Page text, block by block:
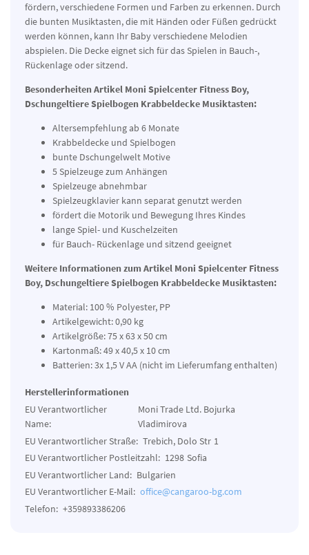
fördern, verschiedene Formen und Farben zu erkennen. Durch
die bunten Musiktasten, die mit Händen oder Füßen gedrückt
werden können, kann Ihr Baby verschiedene Melodien
abspielen. Die Decke eignet sich für das Spielen in Bauch-,
Rückenlage oder sitzend.
Besonderheiten Artikel Moni Spielcenter Fitness Boy,
Dschungeltiere Spielbogen Krabbeldecke Musiktasten:
Altersempfehlung ab 6 Monate
Krabbeldecke und Spielbogen
bunte Dschungelwelt Motive
5 Spielzeuge zum Anhängen
Spielzeuge abnehmbar
Spielzeugklavier kann separat genutzt werden
fördert die Motorik und Bewegung Ihres Kindes
lange Spiel- und Kuschelzeiten
für Bauch- Rückenlage und sitzend geeignet
Weitere Informationen zum Artikel Moni Spielcenter Fitness
Boy, Dschungeltiere Spielbogen Krabbeldecke Musiktasten:
Material: 100 % Polyester, PP
Artikelgewicht: 0,90 kg
Artikelgröße: 75 x 63 x 50 cm
Kartonmaß: 49 x 40,5 x 10 cm
Batterien: 3x 1,5 V AA (nicht im Lieferumfang enthalten)
Herstellerinformationen
EU Verantwortlicher
Name:
Moni Trade Ltd. Bojurka
Vladimirova
EU Verantwortlicher Straße: Trebich, Dolo Str 1
EU Verantwortlicher Postleitzahl: 1298 Sofia
EU Verantwortlicher Land: Bulgarien
EU Verantwortlicher E-Mail: office@cangaroo-bg.com
Telefon: +359893386206